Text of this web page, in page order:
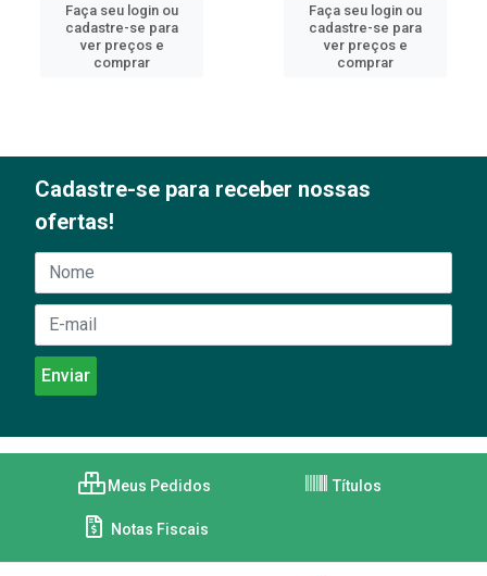
Faça seu login ou
cadastre-se para
ver preços e
comprar
Faça seu login ou
cadastre-se para
ver preços e
comprar
Cadastre-se para receber nossas
ofertas!
Meus Pedidos Títulos
Notas Fiscais